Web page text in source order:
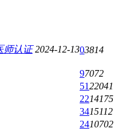
2024-12-1303814
97072
5122041
2214175
3415112
2410702